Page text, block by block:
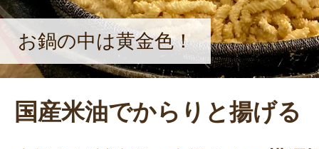
お鍋の中は黄金色！
国産米油でからりと揚げる